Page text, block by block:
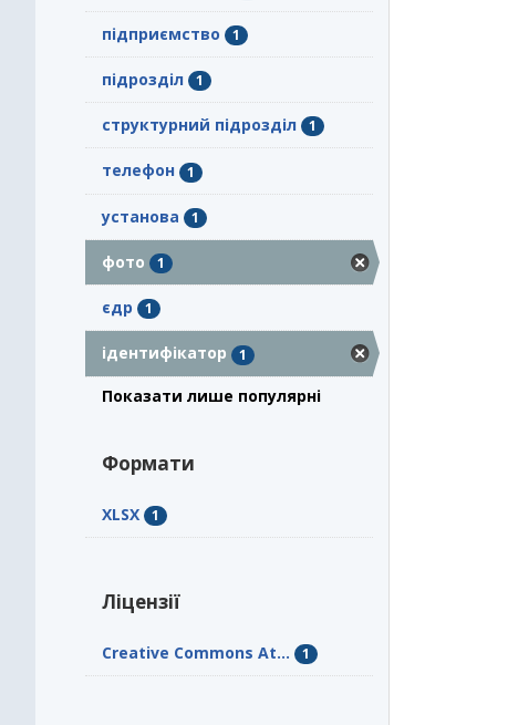
підприємство 1
підрозділ 1
структурний підрозділ 1
телефон 1
установа 1
фото 1
єдр 1
ідентифікатор 1
Показати лише популярні
Формати
XLSX 1
Ліцензії
Creative Commons At... 1